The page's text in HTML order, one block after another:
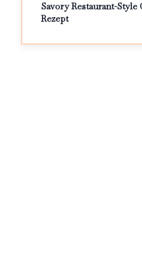
Savory Restaurant-Style
Rezept